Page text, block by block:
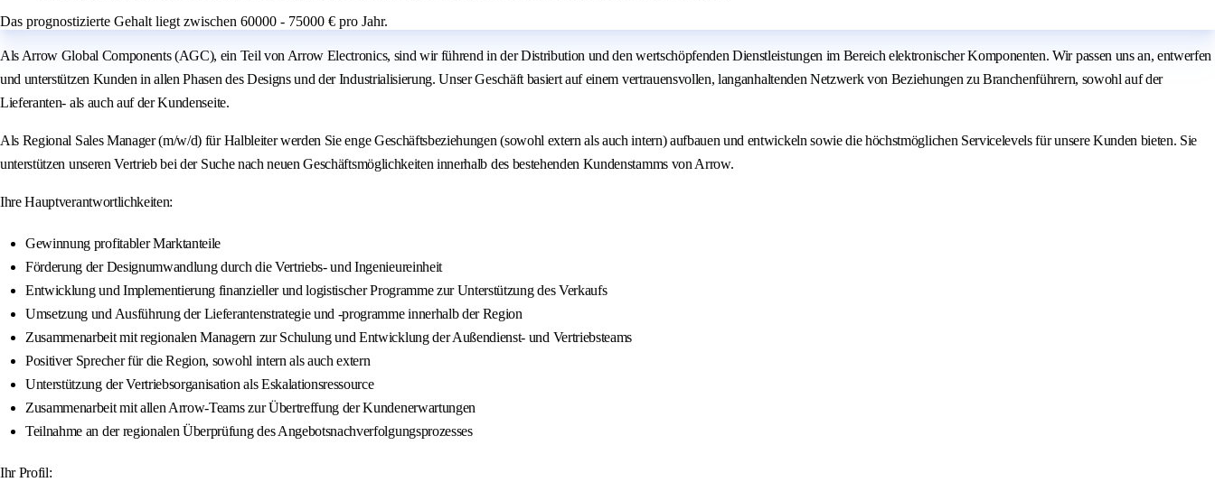
Das prognostizierte Gehalt liegt zwischen 60000 - 75000 € pro Jahr.
Als Arrow Global Components (AGC), ein Teil von Arrow Electronics, sind wir führend in der Distribution und den wertschöpfenden Dienstleistungen im Bereich elektronischer Komponenten. Wir passen uns an, entwerfen
und unterstützen Kunden in allen Phasen des Designs und der Industrialisierung. Unser Geschäft basiert auf einem vertrauensvollen, langanhaltenden Netzwerk von Beziehungen zu Branchenführern, sowohl auf der
Lieferanten- als auch auf der Kundenseite.
Als Regional Sales Manager (m/w/d) für Halbleiter werden Sie enge Geschäftsbeziehungen (sowohl extern als auch intern) aufbauen und entwickeln sowie die höchstmöglichen Servicelevels für unsere Kunden bieten. Sie
unterstützen unseren Vertrieb bei der Suche nach neuen Geschäftsmöglichkeiten innerhalb des bestehenden Kundenstamms von Arrow.
Ihre Hauptverantwortlichkeiten:
Gewinnung profitabler Marktanteile
Förderung der Designumwandlung durch die Vertriebs- und Ingenieureinheit
Entwicklung und Implementierung finanzieller und logistischer Programme zur Unterstützung des Verkaufs
Umsetzung und Ausführung der Lieferantenstrategie und -programme innerhalb der Region
Zusammenarbeit mit regionalen Managern zur Schulung und Entwicklung der Außendienst- und Vertriebsteams
Positiver Sprecher für die Region, sowohl intern als auch extern
Unterstützung der Vertriebsorganisation als Eskalationsressource
Zusammenarbeit mit allen Arrow-Teams zur Übertreffung der Kundenerwartungen
Teilnahme an der regionalen Überprüfung des Angebotsnachverfolgungsprozesses
Ihr Profil: